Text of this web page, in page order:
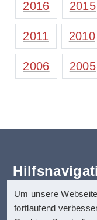
2016 2015
2011 2010
2006 2005
Erklärung zur
Startseite
Um unsere
fortlaufend